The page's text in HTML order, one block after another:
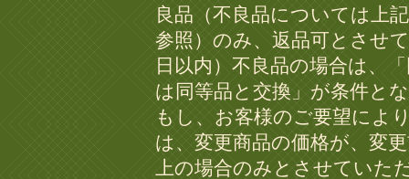
良品（不良品については上
参照）のみ、返品可とさせ
日以内）不良品の場合は、
は同等品と交換」が条件と
もし、お客様のご要望によ
は、変更商品の価格が、変
上の場合のみとさせていた